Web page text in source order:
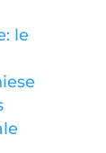
le